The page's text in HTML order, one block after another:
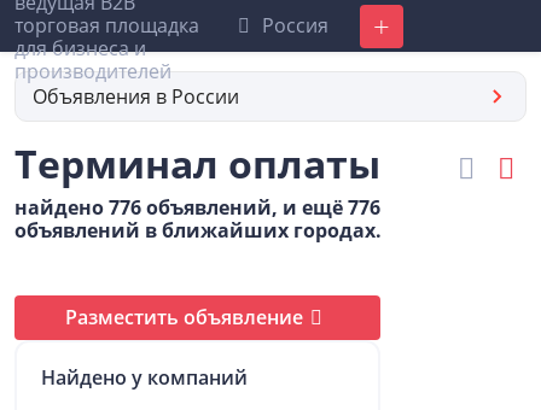
Россия Добавить
Объявления в России
Терминал оплаты
найдено 776 объявлений, и ещё 776
объявлений в ближайших городах.
Разместить объявление
Найдено у компаний